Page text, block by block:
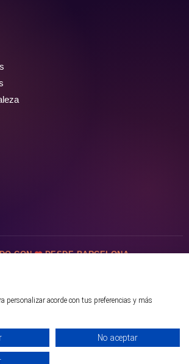
CON DESDE BARCELONA
personalizar acorde con tus preferencias y más
No aceptar